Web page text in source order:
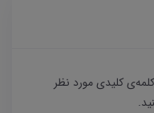
کلیدی مورد نظر